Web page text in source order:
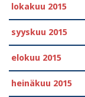
lokakuu 2015
syyskuu 2015
elokuu 2015
heinäkuu 2015